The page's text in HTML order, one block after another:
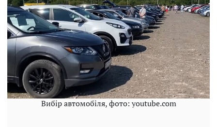
Вибір автомобіля, фото: youtube.com